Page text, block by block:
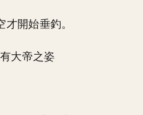
開始垂釣。
大帝之姿